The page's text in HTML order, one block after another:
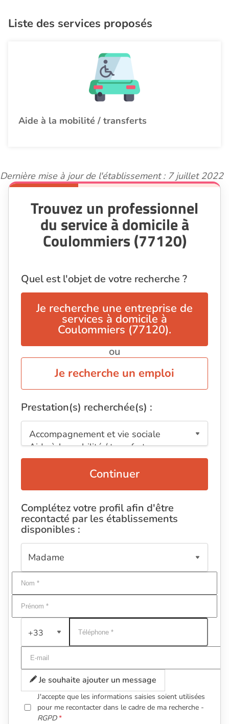
Liste des services proposés
Aide à la mobilité / transferts
Dernière mise à jour de l'établissement : 7 juillet 2022
Trouvez un professionnel
du service à domicile à
Coulommiers (77120)
Quel est l'objet de votre recherche ?
Je recherche une entreprise de
services à domicile à
Coulommiers (77120).
ou
Je recherche un emploi
Prestation(s) recherchée(s) :
Continuer
Complétez votre profil afin d'être
recontacté par les établissements
disponibles :
+33
Je souhaite ajouter un message
J'accepte que les informations saisies soient utilisées
pour me recontacter dans le cadre de ma recherche -
RGPD